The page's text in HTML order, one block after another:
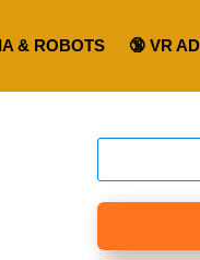
IA & ROBOTS 🔞 VR